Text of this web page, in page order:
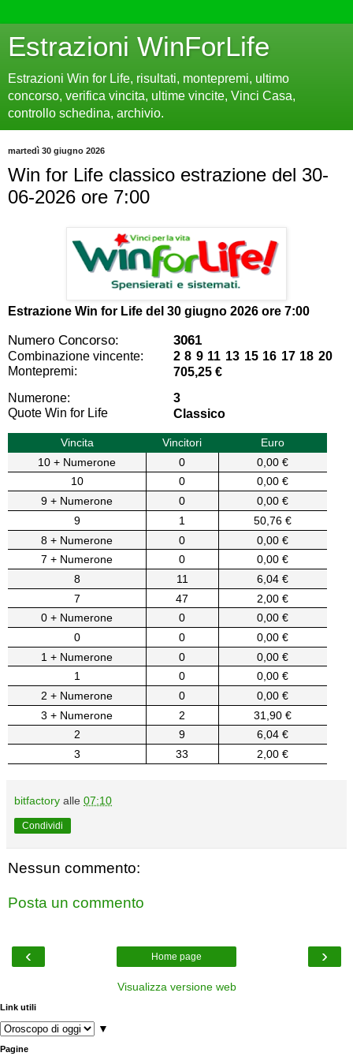
Estrazioni WinForLife
Estrazioni Win for Life, risultati, montepremi, ultimo
concorso, verifica vincita, ultime vincite, Vinci Casa,
controllo schedina, archivio.
martedì 30 giugno 2026
Win for Life classico estrazione del 30-
06-2026 ore 7:00
Estrazione Win for Life del 30 giugno 2026 ore 7:00
Numero Concorso: 3061
Combinazione vincente:
2 8 9 11 13 15 16 17 18 20
Montepremi:
705,25 €
Numerone:
3
Quote Win for Life
Classico
Vincita Vincitori
Euro
10 + Numerone
0
0,00 €
10
0
0,00 €
9 + Numerone
0
0,00 €
9
1
50,76 €
8 + Numerone
0
0,00 €
7 + Numerone
0
0,00 €
8
11
6,04 €
7
47
2,00 €
0 + Numerone
0
0,00 €
0
0
0,00 €
1 + Numerone
0
0,00 €
1
0
0,00 €
2 + Numerone
0
0,00 €
3 + Numerone
2
31,90 €
2
9
6,04 €
3
33 2,00 €
bitfactory alle 07:10
Condividi
Nessun commento:
Posta un commento
‹ ›
Home page
Visualizza versione web
Link utili
▼
Pagine